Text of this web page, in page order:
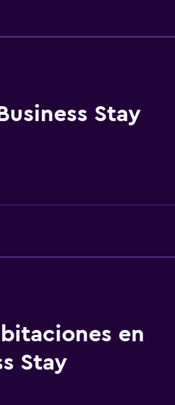
accesibles por escaleras
Stay
en
Stay